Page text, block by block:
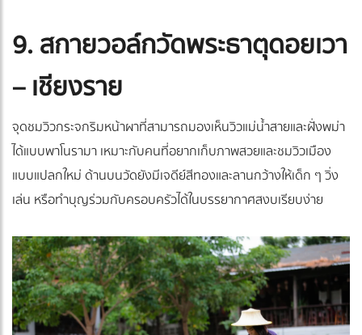
9. สกายวอล์กวัดพระธาตุดอยเวา
– เชียงราย
จุดชมวิวกระจกริมหน้าผาที่สามารถมองเห็นวิวแม่น้ำสายและฝั่งพม่า
ได้แบบพาโนรามา เหมาะกับคนที่อยากเก็บภาพสวยและชมวิวเมือง
แบบแปลกใหม่ ด้านบนวัดยังมีเจดีย์สีทองและลานกว้างให้เด็ก ๆ วิ่ง
เล่น หรือทำบุญร่วมกับครอบครัวได้ในบรรยากาศสงบเรียบง่าย